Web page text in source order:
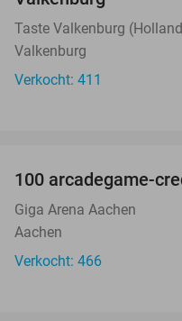
Taste Valkenburg
Valkenburg
Verkocht: 411
100 arcadegame-
Giga Arena Aachen
Aachen
Verkocht: 466